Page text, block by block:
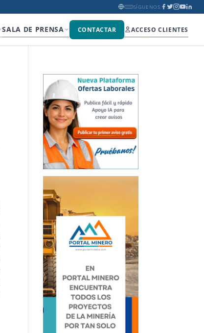
SÍGUENOS
SALA DE PRENSA CONTACTAR ACCESO CLIENTES